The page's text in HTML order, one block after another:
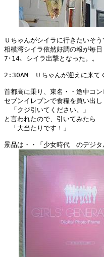
Ｕちゃんがシイラに行きたいそ
相模湾シイラ依然好調の報が毎日
7･14、シイラ出撃となった。。
2:30AM　Ｕちゃんが迎えに来て
首都高に乗り、東名・・途中コン
セブンイレブンで食糧を買い出
「クジ引いてください。」
と言われたので、引いてみたら
「大当たりです！」　　　　
景品は・・「少女時代　のデジ